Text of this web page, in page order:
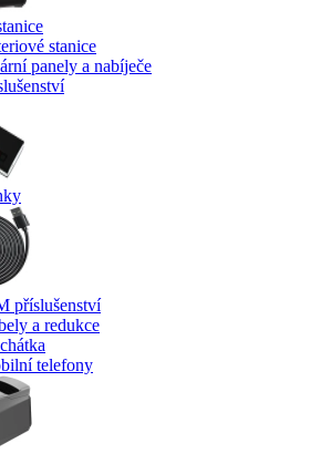
stanice
panely a nabíječe
příslušenství
a redukce
telefony